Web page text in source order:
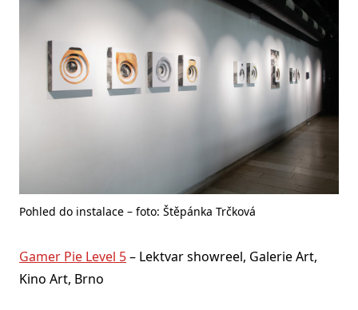
Pohled do instalace – foto: Štěpánka Trčková
Gamer Pie Level 5– Lektvar showreel, Galerie Art,
Kino Art, Brno